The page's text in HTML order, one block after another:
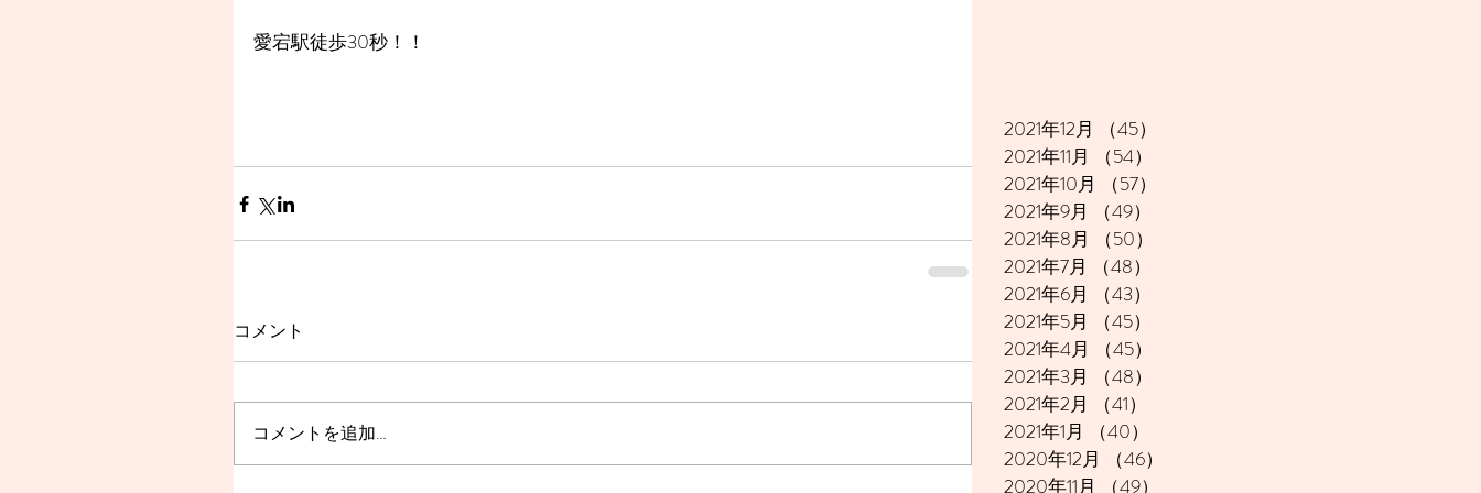
愛宕駅徒歩30秒！！
コメント
コメントを追加…
2021年12月 （45）
2021年11月
（54）
2021年10月
（57）
2021年9月
（49）
2021年8月
（50）
2021年7月
（48）
2021年6月
（43）
2021年5月
（45）
2021年4月
（45）
2021年3月
（48）
2021年2月
（41）
2021年1月
（40）
2020年12月
（46）
2020年11月
（49）